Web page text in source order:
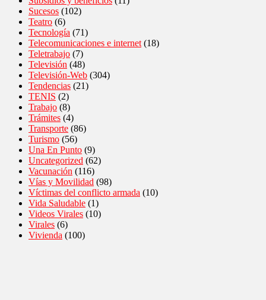
Sucesos (102)
Teatro (6)
Tecnología (71)
Telecomunicaciones e internet (18)
Teletrabajo (7)
Televisión (48)
Televisión-Web (304)
Tendencias (21)
TENIS (2)
Trabajo (8)
Trámites (4)
Transporte (86)
Turismo (56)
Una En Punto (9)
Uncategorized (62)
Vacunación (116)
Vías y Movilidad (98)
Víctimas del conflicto armada (10)
Vida Saludable (1)
Videos Virales (10)
Virales (6)
Vivienda (100)